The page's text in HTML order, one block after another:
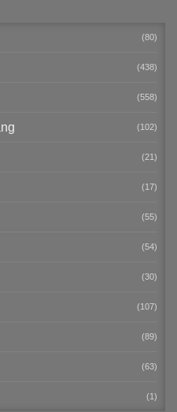
(80)
(438)
(558)
(102)
(21)
(17)
(55)
(54)
(30)
(107)
(89)
(63)
(1)